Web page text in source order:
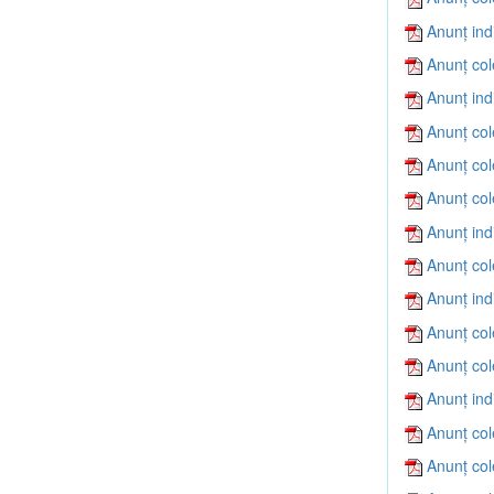
Anunț
Anunț
Anunț
Anunț
Anunț
Anunț
Anunț
Anunț
Anunț
Anunț
Anunț
Anunț
Anunț
Anunț